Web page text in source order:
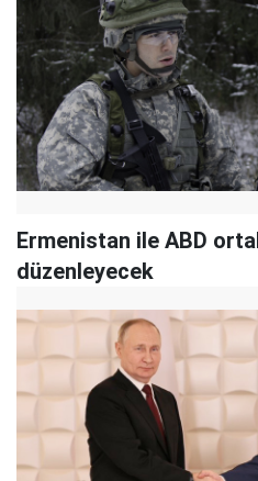
Ermenistan ile ABD
düzenleyecek